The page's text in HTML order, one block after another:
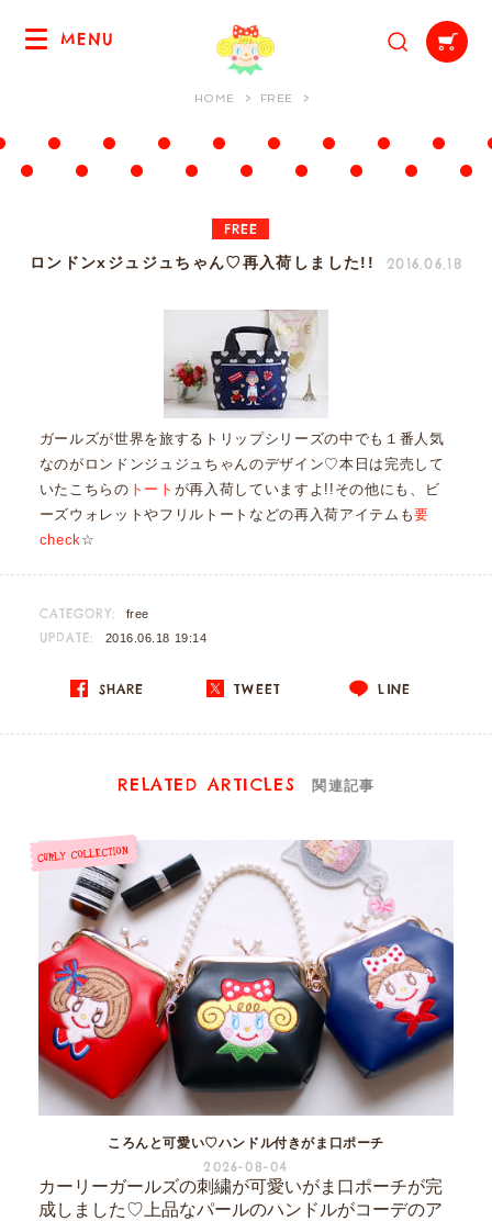
MENU
HOME FREE
FREE
ロンドンxジュジュちゃん♡再入荷しました!! 2016.06.18
ガールズが世界を旅するトリップシリーズの中でも１番人気
なのがロンドンジュジュちゃんのデザイン♡本日は完売して
いたこちらの トート が再入荷していますよ!!その他にも、ビ
ーズウォレットやフリルトートなどの再入荷アイテムも要
check☆
CATEGORY: free
UPDATE: 2016.06.18 19:14
SHARE TWEET LINE
RELATED ARTICLES 関連記事
ころんと可愛い♡ハンドル付きがま口ポーチ
2026-08-04
カーリーガールズの刺繍が可愛いがま口ポーチが完
成しました♡上品なパールのハンドルがコーデのア